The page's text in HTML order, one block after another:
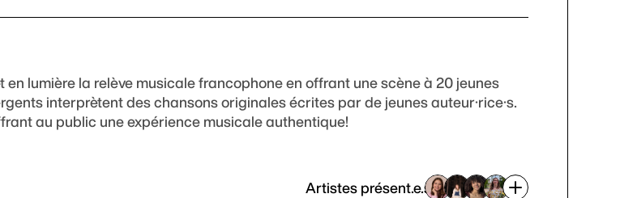
lumière la relève musicale francophone en offrant une scène à 20 jeunes
interprètent des chansons originales écrites par de jeunes auteur·rice·s.
au public une expérience musicale authentique!
Artistes présent.e.s